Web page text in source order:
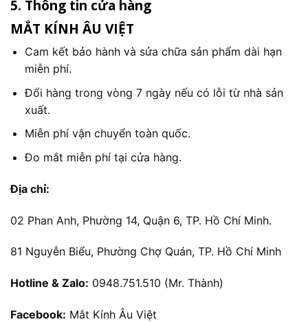
5. Thông tin cửa hàng
MẮT KÍNH ÂU VIỆT
Cam kết bảo hành và sửa chữa sản phẩm dài hạn
miễn phí.
Đổi hàng trong vòng 7 ngày nếu có lỗi từ nhà sản
xuất.
Miễn phí vận chuyển toàn quốc.
Đo mắt miễn phí tại cửa hàng.
Địa chỉ:
02 Phan Anh, Phường 14, Quận 6, TP. Hồ Chí Minh.
81 Nguyễn Biểu, Phường Chợ Quán, TP. Hồ Chí Minh
Hotline & Zalo: 0948.751.510 (Mr. Thành)
Facebook: Mắt Kính Âu Việt